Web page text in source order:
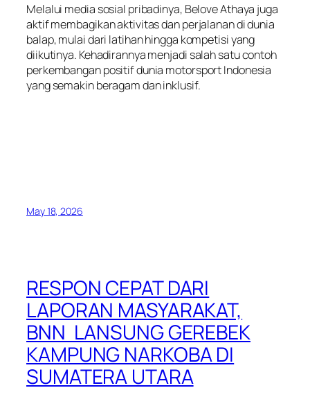
Melalui media sosial pribadinya, Belove Athaya juga
aktif membagikan aktivitas dan perjalanan di dunia
balap, mulai dari latihan hingga kompetisi yang
diikutinya. Kehadirannya menjadi salah satu contoh
perkembangan positif dunia motorsport Indonesia
yang semakin beragam dan inklusif.
May 18, 2026
RESPON CEPAT DARI
LAPORAN MASYARAKAT,
BNN LANSUNG GEREBEK
KAMPUNG NARKOBA DI
SUMATERA UTARA